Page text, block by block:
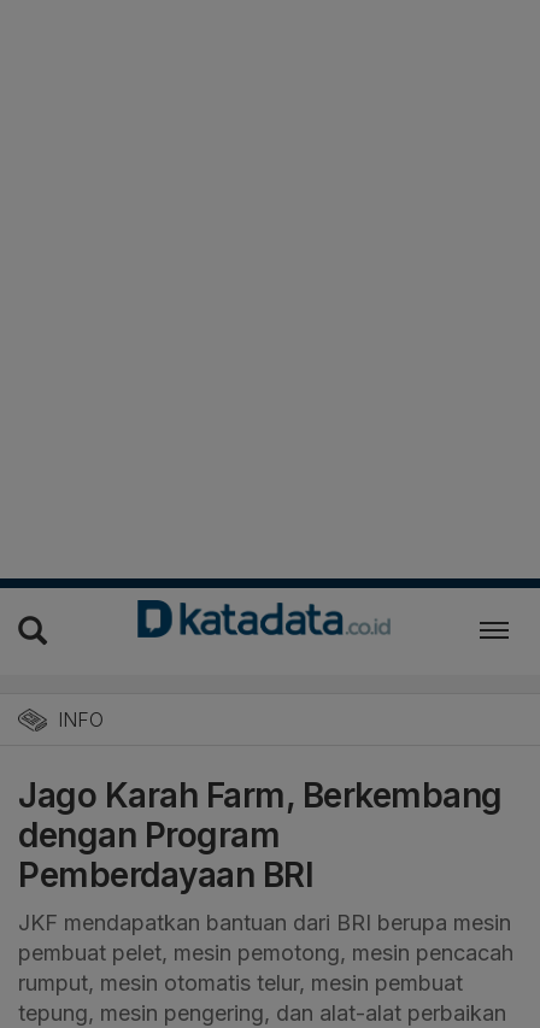
INFO
Jago Karah Farm, Berkembang
dengan Program
Pemberdayaan BRI
JKF mendapatkan bantuan dari BRI berupa mesin
pembuat pelet, mesin pemotong, mesin pencacah
rumput, mesin otomatis telur, mesin pembuat
tepung, mesin pengering, dan alat-alat perbaikan